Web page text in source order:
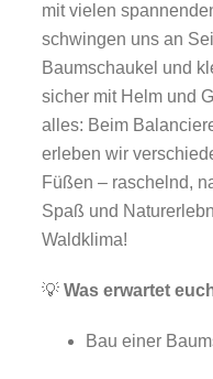
mit vielen
schwingen uns an
Baumschaukel und
sicher mit Helm und
alles: Beim
erleben wir
Füßen – raschelnd,
Spaß und
Waldklima!
💡 Was erwartet
Bau einer